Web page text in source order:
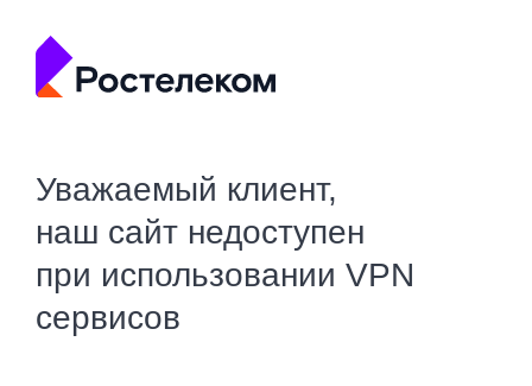
Уважаемый клиент,
наш сайт недоступен
при использовании VPN
сервисов